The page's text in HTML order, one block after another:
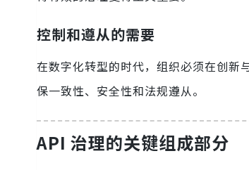
控制和遵从的需要
在数字化转型的时代，组织必须在创新
保一致性、安全性和法规遵从。
API 治理的关键组成部分